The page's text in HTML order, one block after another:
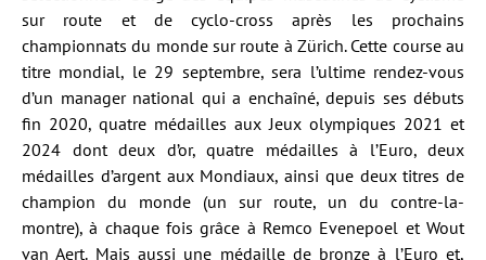
sur route et de cyclo-cross après les prochains
championnats du monde sur route à Zürich. Cette course au
titre mondial, le 29 septembre, sera l’ultime rendez-vous
d’un manager national qui a enchaîné, depuis ses débuts
fin 2020, quatre médailles aux Jeux olympiques 2021 et
2024 dont deux d’or, quatre médailles à l’Euro, deux
médailles d’argent aux Mondiaux, ainsi que deux titres de
champion du monde (un sur route, un du contre-la-
montre), à chaque fois grâce à Remco Evenepoel et Wout
van Aert. Mais aussi une médaille de bronze à l’Euro et,